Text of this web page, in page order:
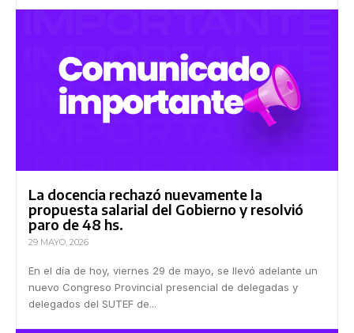
La docencia rechazó nuevamente la
propuesta salarial del Gobierno y resolvió
paro de 48 hs.
29 MAYO, 2026
En el día de hoy, viernes 29 de mayo, se llevó adelante un
nuevo Congreso Provincial presencial de delegadas y
delegados del SUTEF de...